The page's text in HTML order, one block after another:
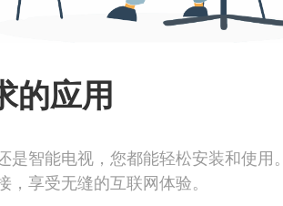
的应用
智能电视，您都能轻松安装和使用。
享受无缝的互联网体验。